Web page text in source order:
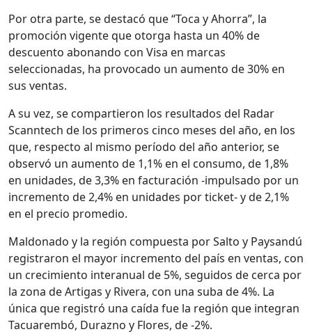
Por otra parte, se destacó que “Toca y Ahorra”, la
promoción vigente que otorga hasta un 40% de
descuento abonando con Visa en marcas
seleccionadas, ha provocado un aumento de 30% en
sus ventas.
A su vez, se compartieron los resultados del Radar
Scanntech de los primeros cinco meses del año, en los
que, respecto al mismo período del año anterior, se
observó un aumento de 1,1% en el consumo, de 1,8%
en unidades, de 3,3% en facturación -impulsado por un
incremento de 2,4% en unidades por ticket- y de 2,1%
en el precio promedio.
Maldonado y la región compuesta por Salto y Paysandú
registraron el mayor incremento del país en ventas, con
un crecimiento interanual de 5%, seguidos de cerca por
la zona de Artigas y Rivera, con una suba de 4%. La
única que registró una caída fue la región que integran
Tacuarembó, Durazno y Flores, de -2%.